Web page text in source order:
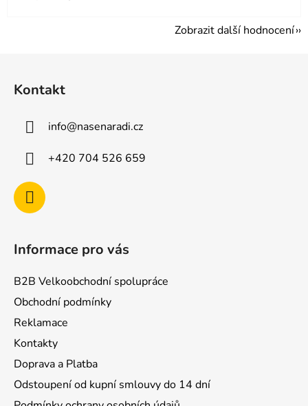
Zobrazit další hodnocení
Kontakt
info@nasenaradi.cz
+420 704 526 659
Informace pro vás
B2B Velkoobchodní spolupráce
Obchodní podmínky
Reklamace
Kontakty
Doprava a Platba
Odstoupení od kupní smlouvy do 14 dní